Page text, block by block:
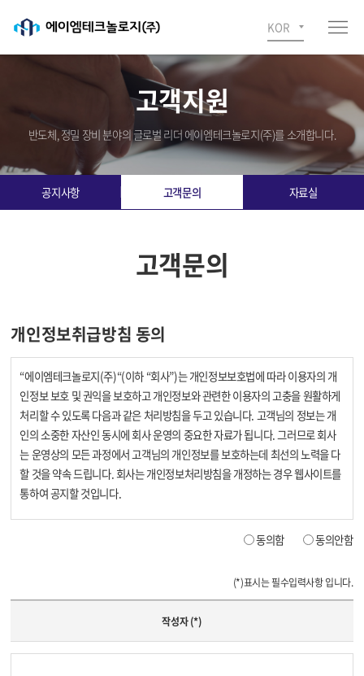
KOR
고객지원
반도체, 정밀 장비 분야의 글로벌 리더 에이엠테크놀로지(주)를 소개합니다.
공지사항 고객문의 자료실
고객문의
개인정보취급방침 동의
동의함 동의안함
(*)표시는 필수입력사항 입니다.
작성자(*)